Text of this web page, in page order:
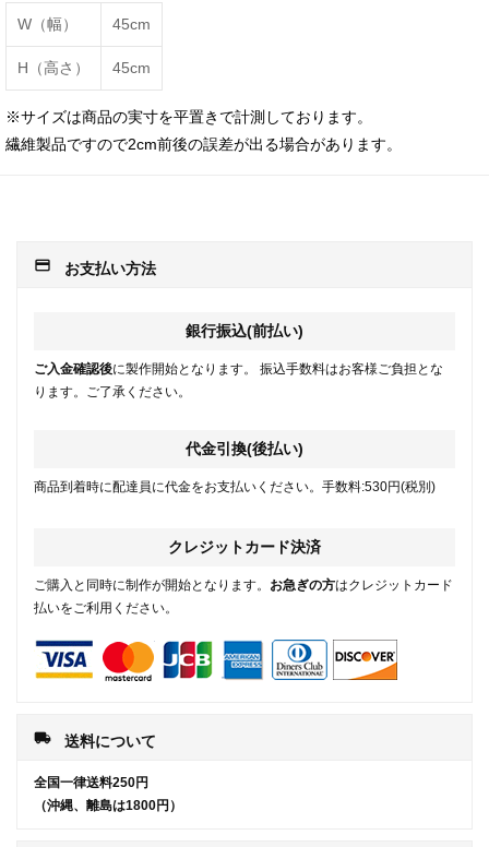
W（幅） 45cm
H（高さ） 45cm
※サイズは商品の実寸を平置きで計測しております。
繊維製品ですので2cm前後の誤差が出る場合があります。
payment お支払い方法
銀行振込(前払い)
ご入金確認後に製作開始となります。 振込手数料はお客様ご負担とな
ります。ご了承ください。
代金引換(後払い)
商品到着時に配達員に代金をお支払いください。手数料:530円(税別)
クレジットカード決済
ご購入と同時に制作が開始となります。 お急ぎの方はクレジットカード
払いをご利用ください。
local_shipping 送料について
全国一律送料250円
（沖縄、離島は1800円）